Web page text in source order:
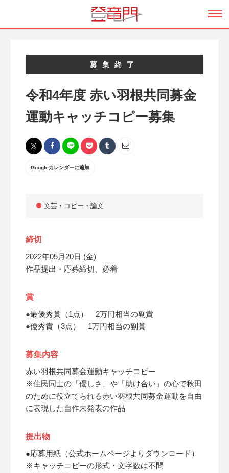
募集終了
令和4年度 赤い羽根共同募金
運動キャッチコピー募集
Googleカレンダーに追加
文芸・コピー・論文
締切
2022年05月20日 (金)
作品提出・応募締切、必着
賞
●最優秀賞（1点） 2万円相当の副賞
●優秀賞（3点） 1万円相当の副賞
募集内容
赤い羽根共同募金運動キャッチコピー
※住民同士の「優しさ」や「助け合い」の心で秋田
のために役立てられる赤い羽根共同募金運動を自由
に表現した自作未発表の作品
提出物
●応募用紙（公式ホームページよりダウンロード）
※キャッチコピーの形式・文字数は不問